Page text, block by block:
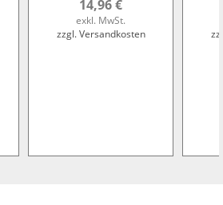
14,96 €
exkl. MwSt.
zzgl. Versandkosten